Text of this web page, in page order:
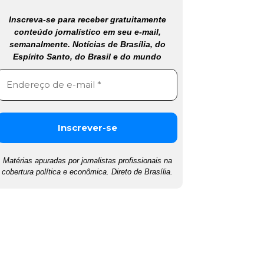
Inscreva-se para receber gratuitamente
conteúdo jornalístico em seu e-mail,
semanalmente. Notícias de Brasília, do
Espírito Santo, do Brasil e do mundo
Matérias apuradas por jornalistas profissionais na
cobertura política e econômica. Direto de Brasília.